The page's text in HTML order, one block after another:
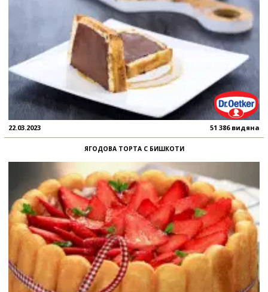
22.03.2023 51 386 видяна
ЯГОДОВА ТОРТА С БИШКОТИ